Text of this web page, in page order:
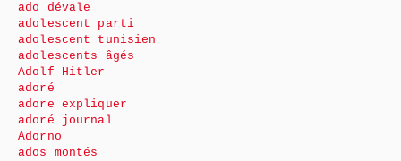
ado dévale
adolescent parti
adolescent tunisien
adolescents âgés
Adolf Hitler
adoré
adore expliquer
adoré journal
Adorno
ados montés